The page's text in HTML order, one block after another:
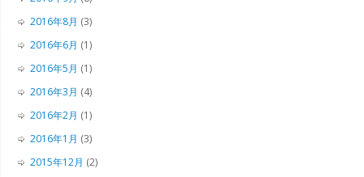
2016年8月 (3)
2016年6月 (1)
2016年5月 (1)
2016年3月 (4)
2016年2月 (1)
2016年1月 (3)
2015年12月 (2)